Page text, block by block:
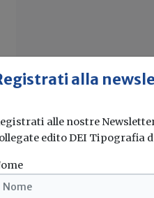
alla
alle nostre
edito DEI Tipografia